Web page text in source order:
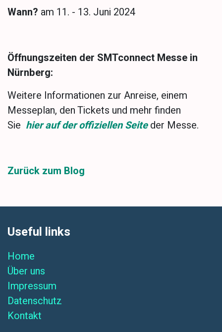
Wann? am 11. - 13. Juni 2024
Öffnungszeiten der SMTconnect Messe in
Nürnberg:
Weitere Informationen zur Anreise, einem
Messeplan, den Tickets und mehr finden
Sie hier auf der offiziellen Seiteder Messe.
Zurück zum Blog
Useful links
Home
Über uns
Impressum
Datenschutz
Kontakt